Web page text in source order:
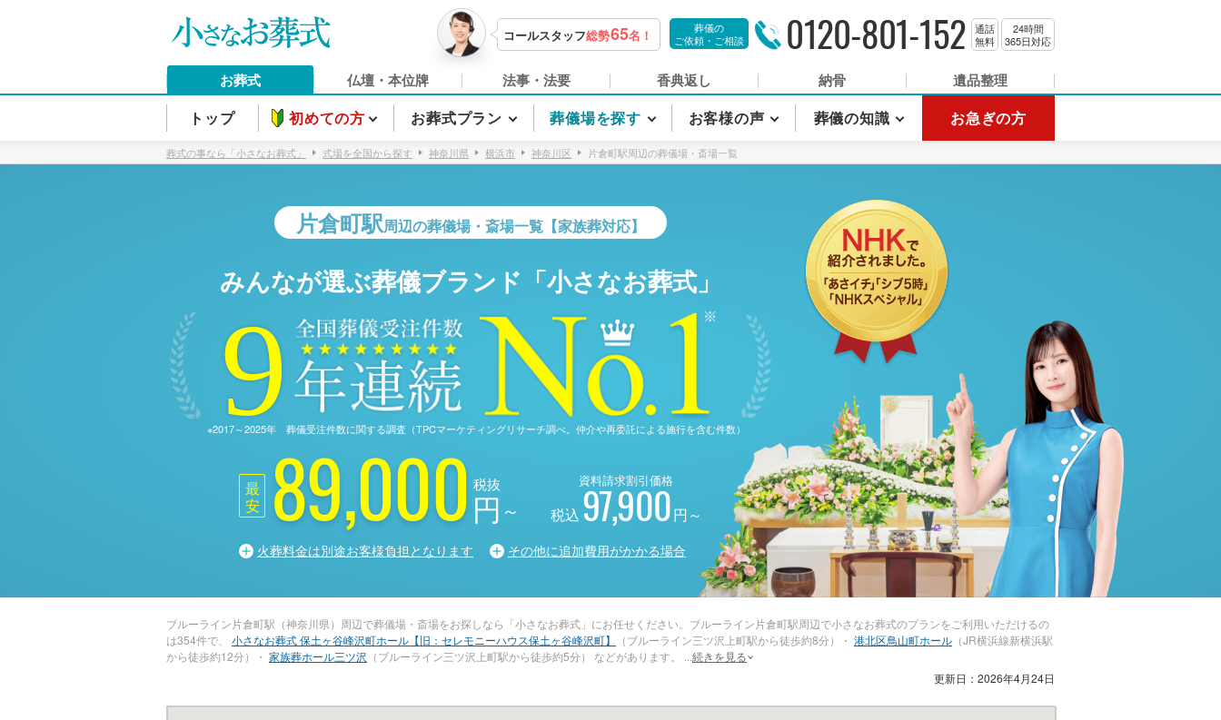
コールスタッフ総勢65名！
葬儀の
ご依頼・ご相談
0120-801-152
通話
無料
24時間
365日対応
お葬式 仏壇・本位牌 法事・法要 香典返し 納骨 遺品整理
トップ 初めての方 お葬式プラン 葬儀場を探す お客様の声 葬儀の知識 お急ぎの方
葬式の事なら「小さなお葬式」 式場を全国から探す 神奈川県 横浜市 神奈川区 片倉町駅周辺の葬儀場・斎場一覧
片倉町駅周辺の葬儀場・斎場一覧【家族葬対応】
みんなが選ぶ葬儀ブランド「小さなお葬式」
9
※2017～2025年 葬儀受注件数に関する調査（TPCマーケティングリサーチ調べ。仲介や再委託による施行を含む件数）
最
安
89,000円 ～
税抜 資料請求割引価格
税込97,900円～
火葬料金は別途お客様負担となります その他に追加費用がかかる場合
ブルーライン片倉町駅（神奈川県）周辺で葬儀場・斎場をお探しなら「小さなお葬式」にお任せください。ブルーライン片倉町駅周辺で小さなお葬式のプランをご利用いただけるの
は354件で、 小さなお葬式 保土ヶ谷峰沢町ホール【旧：セレモニーハウス保土ヶ谷峰沢町】 （ブルーライン三ツ沢上町駅から徒歩約8分）・ 港北区鳥山町ホール （JR横浜線新横浜駅
から徒歩約12分）・ 家族葬ホール三ツ沢 （ブルーライン三ツ沢上町駅から徒歩約5分） などがあります。
続きを見る
更新日：2026年4月24日